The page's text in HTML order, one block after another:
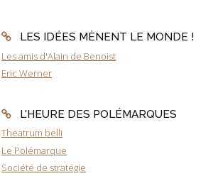
LES IDÉES MÈNENT LE MONDE !
Les amis d'Alain de Benoist
Eric Werner
L'HEURE DES POLÉMARQUES
Theatrum belli
Le Polémarque
Société de stratégie